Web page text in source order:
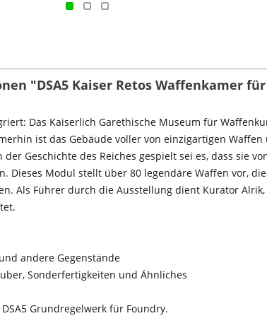
"DSA5 Kaiser Retos Waffenkamer für
Das Kaiserlich Garethische Museum für
ist das Gebäude voller von einzigartigen
Geschichte des Reiches gespielt sei es, dass sie
Dieses Modul stellt über 80 legendäre Waffen vor,
Als Führer durch die Ausstellung dient Kurator
andere Gegenstände
Sonderfertigkeiten und Ähnliches
Grundregelwerk für Foundry.